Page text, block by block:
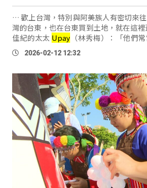
… 歡上台灣，特別與阿美族人有密切來
灣的台東，也在台東買到土地，就在這裡蓋了
佳紀的太太 Upay （林秀梅）：「他們
聽到李（登輝）總統在說，說你們何不設
參加太平洋戰爭的亡靈，他們都魂 …
2026-02-12 12:32